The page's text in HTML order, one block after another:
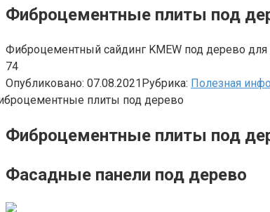
Фиброцементные плиты под
Фиброцементный сайдинг KMEW под дерево
74
Опубликовано: 07.08.2021Рубрика: Полезная
Фиброцементные плиты под
Фасадные панели под дерево